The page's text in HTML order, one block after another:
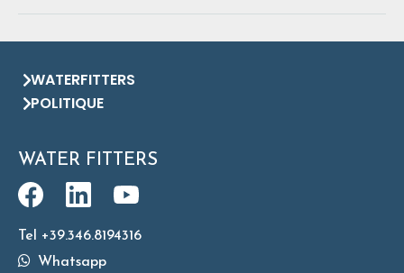
WATERFITTERS
POLITIQUE
WATER FITTERS
Tel +39.346.8194316
Whatsapp